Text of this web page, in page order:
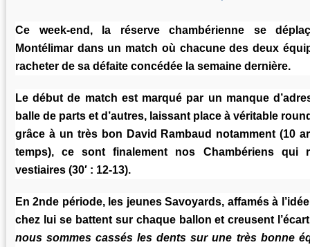
Ce week-end, la réserve chambérienne se
Montélimar dans un match où chacune des deux
racheter de sa défaite concédée la semaine dernière.
Le début de match est marqué par un manque
balle de parts et d’autres, laissant place à véritable
grâce à un très bon David Rambaud notamment (10
temps), ce sont finalement nos Chambériens qui
vestiaires (30′ : 12-13).
En 2nde période, les jeunes Savoyards, affamés à
chez lui se battent sur chaque ballon et creusent l’écart
nous sommes cassés les dents sur une très bonne